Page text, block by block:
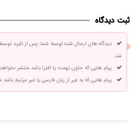
ثبت دیدگاه
دیدگاه های ارسال شده توسط شما، پس از تایید
شد.
پیام هایی که حاوی تهمت یا افترا باشد منتشر
پیام هایی که به غیر از زبان فارسی یا غیر مرتبط